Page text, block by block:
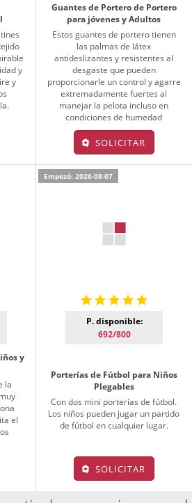
y
y
Guantes de Portero de Portero
para jóvenes y Adultos
Estos guantes de portero tienen
las palmas de látex
antideslizantes y resistentes al
desgaste que pueden
proporcionarle un control y agarre
extremadamente fuertes al
manejar la pelota incluso en
condiciones de humedad
SOLICITAR
y
la
el
Empezó: 2026-08-07
P. disponible:
692/800
Porterías de Fútbol para Niños
Plegables
Con dos mini porterías de fútbol.
Los niños pueden jugar un partido
de fútbol en cualquier lugar.
SOLICITAR